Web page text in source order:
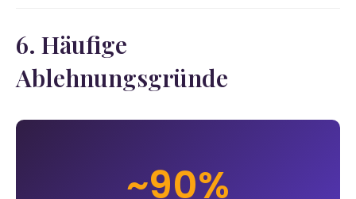
6. Häufige
Ablehnungsgründe
~90%